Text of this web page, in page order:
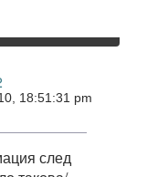
18:51:31 pm
след